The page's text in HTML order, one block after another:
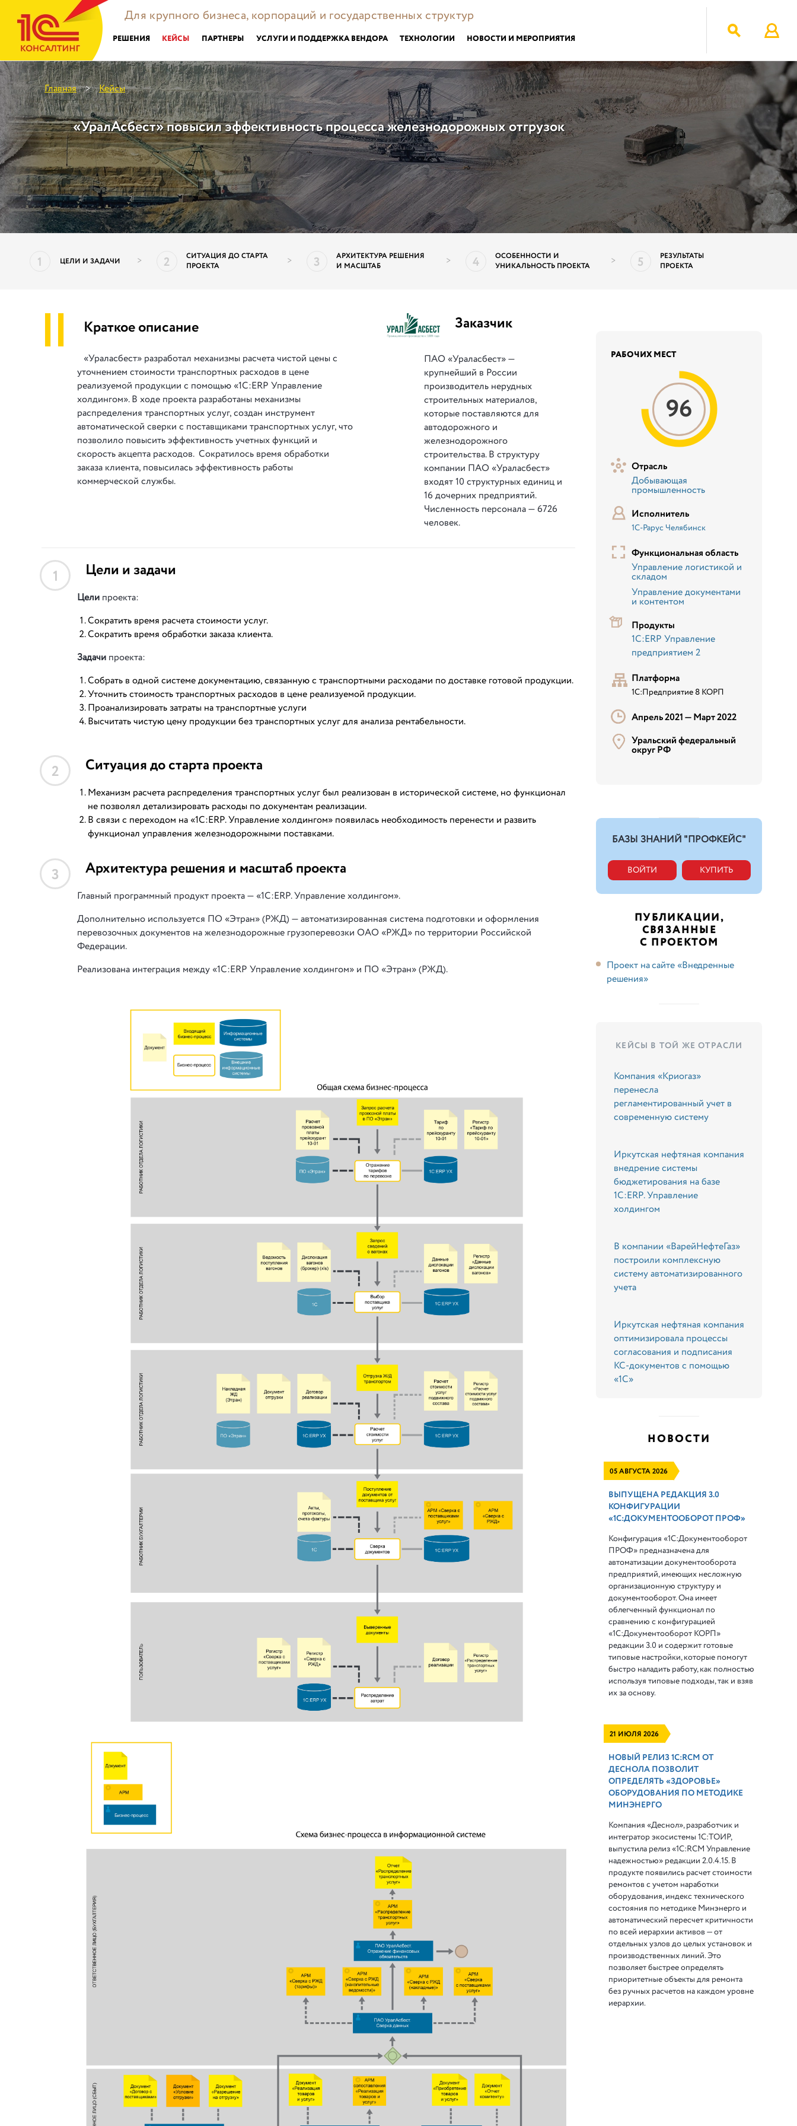
Для крупного бизнеса, корпораций и государственных структур
РЕШЕНИЯ КЕЙСЫ ПАРТНЕРЫ УСЛУГИ И ПОДДЕРЖКА ВЕНДОРА ТЕХНОЛОГИИ НОВОСТИ И МЕРОПРИЯТИЯ
Главная > Кейсы
«УралАсбест» повысил эффективность процесса железнодорожных отгрузок
1 ЦЕЛИ И ЗАДАЧИ > 2
СИТУАЦИЯ ДО СТАРТА
ПРОЕКТА
> 3
АРХИТЕКТУРА РЕШЕНИЯ
И МАСШТАБ
> 4
ОСОБЕННОСТИ И
УНИКАЛЬНОСТЬ ПРОЕКТА
> 5
РЕЗУЛЬТАТЫ
ПРОЕКТА
|| Краткое описание
«Ураласбест» разработал механизмы расчета чистой цены с
уточнением стоимости транспортных расходов в цене
реализуемой продукции с помощью «1С:ERP Управление
холдингом». В ходе проекта разработаны механизмы
распределения транспортных услуг, создан инструмент
автоматической сверки с поставщиками транспортных услуг, что
позволило повысить эффективность учетных функций и
скорость акцепта расходов. Сократилось время обработки
заказа клиента, повысилась эффективность работы
коммерческой службы.
Заказчик
ПАО «Ураласбест» —
крупнейший в России
производитель нерудных
строительных материалов,
которые поставляются для
автодорожного и
железнодорожного
строительства. В структуру
компании ПАО «Ураласбест»
входят 10 структурных единиц и
16 дочерних предприятий.
Численность персонала — 6726
человек.
1 Цели и задачи
Цели проекта:
Сократить время расчета стоимости услуг.
Сократить время обработки заказа клиента.
Задачи проекта:
Собрать в одной системе документацию, связанную с транспортными расходами по доставке готовой продукции.
Уточнить стоимость транспортных расходов в цене реализуемой продукции.
Проанализировать затраты на транспортные услуги
Высчитать чистую цену продукции без транспортных услуг для анализа рентабельности.
2 Ситуация до старта проекта
Механизм расчета распределения транспортных услуг был реализован в исторической системе, но функционал
не позволял детализировать расходы по документам реализации.
В связи с переходом на «1С:ERP. Управление холдингом» появилась необходимость перенести и развить
функционал управления железнодорожными поставками.
3 Архитектура решения и масштаб проекта
Главный программный продукт проекта — «1С:ERP. Управление холдингом».
Дополнительно используется ПО «Этран» (РЖД) — автоматизированная система подготовки и оформления
перевозочных документов на железнодорожные грузоперевозки ОАО «РЖД» по территории Российской
Федерации.
Реализована интеграция между «1С:ERP Управление холдингом» и ПО «Этран» (РЖД).
РАБОЧИХ МЕСТ
96
Отрасль
Добывающая
промышленность
Исполнитель
1С-Рарус Челябинск
Функциональная область
Управление логистикой и
складом
Управление документами
и контентом
Продукты
1С:ERP Управление
предприятием 2
Платформа
1С:Предприятие 8 КОРП
Апрель 2021 —Март 2022
Уральский федеральный
округ РФ
БАЗЫ ЗНАНИЙ "ПРОФКЕЙС"
ВОЙТИ КУПИТЬ
ПУБЛИКАЦИИ,
СВЯЗАННЫЕ
С ПРОЕКТОМ
Проект на сайте «Внедренные
решения»
КЕЙСЫ В ТОЙ ЖЕ ОТРАСЛИ
Компания «Криогаз»
перенесла
регламентированный учет в
современную систему
Иркутская нефтяная компания
внедрение системы
бюджетирования на базе
1С:ERP. Управление
холдингом
В компании «ВарейНефтеГаз»
построили комплексную
систему автоматизированного
учета
Иркутская нефтяная компания
оптимизировала процессы
согласования и подписания
КС-документов с помощью
«1С»
НОВОСТИ
05 АВГУСТА 2026
ВЫПУЩЕНА РЕДАКЦИЯ 3.0
КОНФИГУРАЦИИ
«1С:ДОКУМЕНТООБОРОТ ПРОФ»
Конфигурация «1С:Документооборот
ПРОФ» предназначена для
автоматизации документооборота
предприятий, имеющих несложную
организационную структуру и
документооборот. Она имеет
облегченный функционал по
сравнению с конфигурацией
«1С:Документооборот КОРП»
редакции 3.0 и содержит готовые
типовые настройки, которые помогут
быстро наладить работу, как полностью
используя типовые подходы, так и взяв
их за основу.
21 ИЮЛЯ 2026
НОВЫЙ РЕЛИЗ 1С:RCM ОТ
ДЕСНОЛА ПОЗВОЛИТ
ОПРЕДЕЛЯТЬ «ЗДОРОВЬЕ»
ОБОРУДОВАНИЯ ПО МЕТОДИКЕ
МИНЭНЕРГО
Компания «Деснол», разработчик и
интегратор экосистемы 1С:ТОИР,
выпустила релиз «1С:RCM Управление
надежностью» редакции 2.0.4.15. В
продукте появились расчет стоимости
ремонтов с учетом наработки
оборудования, индекс технического
состояния по методике Минэнерго и
автоматический пересчет критичности
по всей иерархии активов — от
отдельных узлов до целых установок и
производственных линий. Это
позволяет быстрее определять
приоритетные объекты для ремонта
без ручных расчетов на каждом уровне
иерархии.